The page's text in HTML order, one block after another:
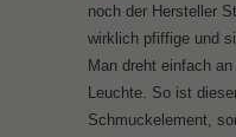
noch der Hersteller
wirklich pfiffige und
Man dreht einfach
Leuchte. So ist
Schmuckelement,